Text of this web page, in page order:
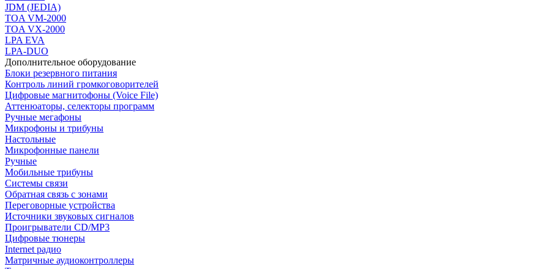
JDM (JEDIA)
TOA VM-2000
TOA VX-2000
LPA EVA
LPA-DUO
Дополнительное оборудование
Блоки резервного питания
Контроль линий громкоговорителей
Цифровые магнитофоны (Voice File)
Аттенюаторы, селекторы программ
Ручные мегафоны
Микрофоны и трибуны
Настольные
Микрофонные панели
Ручные
Мобильные трибуны
Системы связи
Обратная связь с зонами
Переговорные устройства
Источники звуковых сигналов
Проигрыватели CD/MP3
Цифровые тюнеры
Internet радио
Матричные аудиоконтроллеры